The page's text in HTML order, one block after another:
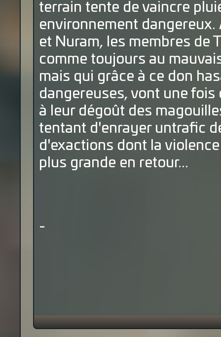
terrain tente de vaincre
environnement dangereux.
et Nuram, les membres de
comme toujours au
mais qui grâce à ce don
dangereuses, vont une
à leur dégoût des
tentant d'enrayer untrafic
d'exactions dont la
plus grande en retour...
-